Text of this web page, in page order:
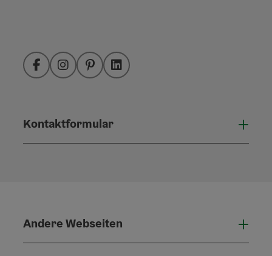
FacebookInstagramPinterestLinkedIn
Kontaktformular
Andere Webseiten